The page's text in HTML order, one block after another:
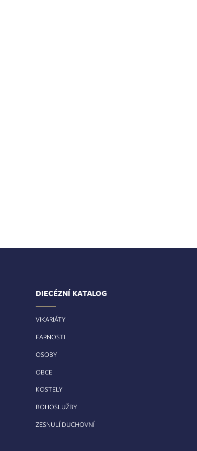
DIECÉZNÍ KATALOG
VIKARIÁTY
FARNOSTI
OSOBY
OBCE
KOSTELY
BOHOSLUŽBY
ZESNULÍ DUCHOVNÍ